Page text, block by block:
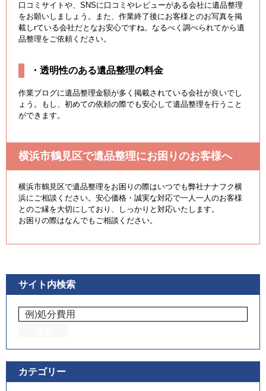
口コミサイトや、SNSに口コミやレビューがある会社に遺品整理
をお願いしましょう。また、作業終了後にお客様とのお写真を掲
載しrている会社だとなお安心ですね。なるべく調べられてから遺
品整理をご依頼ください。
・透明性のある遺品整理の料金
作業ブログに遺品整理金額が多く掲載されている会社が良いでし
ょう。もし、初めての依頼の際でも安心して遺品整理を行うこと
ができます。
横浜市鶴見区で遺品整理にお困りのお客様へ
横浜市鶴見区で遺品整理をお困りの際はいつでも弊社ナナフク横
浜にご相談ください。安心価格・誠実な対応で一人一人のお客様
とのご縁を大切にしており、しっかりと対応いたします。
お困りの際はなんでもご相談ください。
サイト内検索
カテゴリー